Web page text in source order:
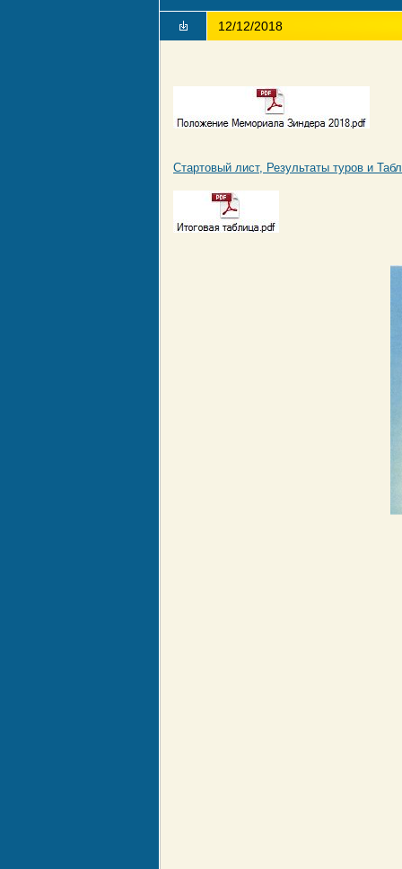
12/12/2018
Стартовый лист, Результаты туров и